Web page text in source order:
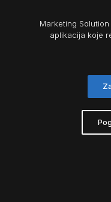
Marketing
aplikacija koje